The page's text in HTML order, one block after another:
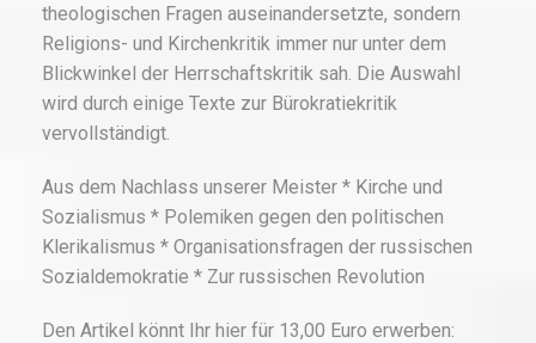
theologischen Fragen auseinandersetzte, sondern
Religions- und Kirchenkritik immer nur unter dem
Blickwinkel der Herrschaftskritik sah. Die Auswahl
wird durch einige Texte zur Bürokratiekritik
vervollständigt.
Aus dem Nachlass unserer Meister * Kirche und
Sozialismus * Polemiken gegen den politischen
Klerikalismus * Organisationsfragen der russischen
Sozialdemokratie * Zur russischen Revolution
Den Artikel könnt Ihr hier für 13,00 Euro erwerben: